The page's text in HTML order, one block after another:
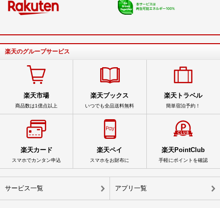
楽天のグループサービス
楽天市場
商品数は1億点以上
楽天ブックス
いつでも全品送料無料
楽天トラベル
簡単宿泊予約！
楽天カード
スマホでカンタン申込
楽天ペイ
スマホをお財布に
楽天PointClub
手軽にポイントを確認
サービス一覧 アプリ一覧